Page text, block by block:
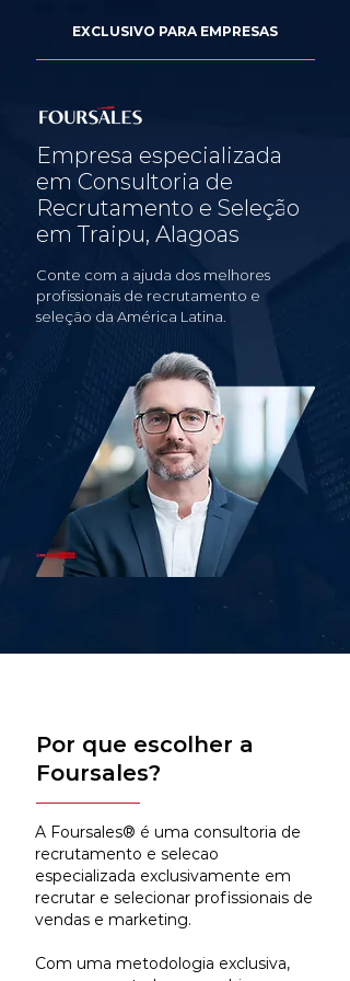
EXCLUSIVO PARA EMPRESAS
Empresa especializada
em Consultoria de
Recrutamento e Seleção
em Traipu, Alagoas
Conte com a ajuda dos melhores
profissionais de recrutamento e
seleção da América Latina.
Por que escolher a
Foursales?
A Foursales® é uma consultoria de
recrutamento e selecao
especializada exclusivamente em
recrutar e selecionar profissionais de
vendas e marketing.
Com uma metodologia exclusiva,